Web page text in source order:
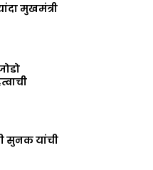
मुखमंत्री
सुनक यांची